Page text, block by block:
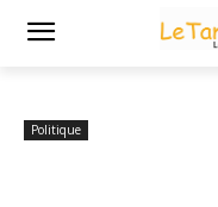
Accueil
Crise
Politique